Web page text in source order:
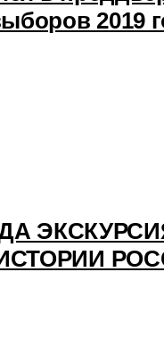
2019